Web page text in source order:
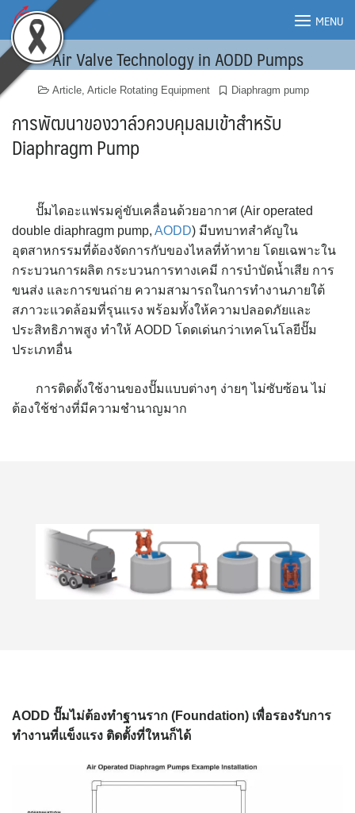
Skip
content
MENU
MENU
Air Valve Technology in AODD Pumps
Article, Article Rotating Equipment Diaphragm pump
การพัฒนาของวาล์วควบคุมลมเข้าสำหรับ
Diaphragm Pump
ปั๊มไดอะแฟรมคู่ขับเคลื่อนด้วยอากาศ (Air operated
double diaphragm pump, AODD) มีบทบาทสำคัญใน
อุตสาหกรรมที่ต้องจัดการกับของไหลที่ท้าทาย โดยเฉพาะใน
กระบวนการผลิต กระบวนการทางเคมี การบำบัดน้ำเสีย การ
ขนส่ง และการขนถ่าย ความสามารถในการทำงานภายใต้
สภาวะแวดล้อมที่รุนแรง พร้อมทั้งให้ความปลอดภัยและ
ประสิทธิภาพสูง ทำให้ AODD โดดเด่นกว่าเทคโนโลยีปั๊ม
ประเภทอื่น
การติดตั้งใช้งานของปั๊มแบบต่างๆ ง่ายๆ ไม่ซับซ้อน ไม่
ต้องใช้ช่างที่มีความชำนาญมาก
AODD ปั๊มไม่ต้องทำฐานราก (Foundation) เพื่อรองรับการ
ทำงานที่แข็งแรง ติดตั้งที่ใหนก็ได้